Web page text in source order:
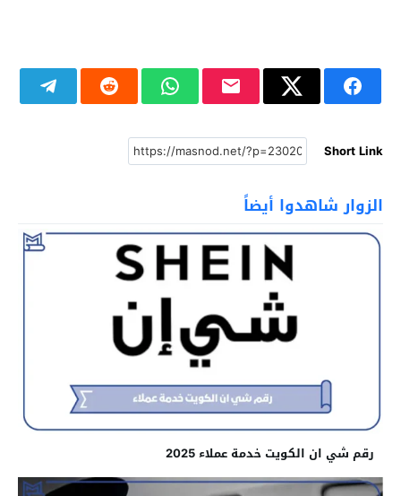
Short Link
الزوار شاهدوا أيضاً
رقم شي ان الكويت خدمة عملاء 2025